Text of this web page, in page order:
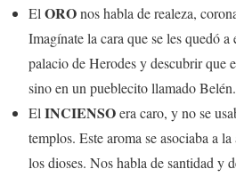
El OROnos habla de realeza,
Imagínate la cara que se les quedó a
palacio de Herodes y descubrir que
sino en un pueblecito llamado Belén.
El INCIENSOera caro, y no se
templos. Este aroma se asociaba a
los dioses. Nos habla de santidad y